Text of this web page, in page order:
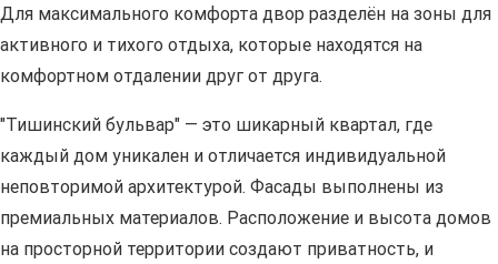
Для максимального комфорта двор разделён на зоны для
активного и тихого отдыха, которые находятся на
комфортном отдалении друг от друга.
"Тишинский бульвар" — это шикарный квартал, где
каждый дом уникален и отличается индивидуальной
неповторимой архитектурой. Фасады выполнены из
премиальных материалов. Расположение и высота домов
на просторной территории создают приватность, и